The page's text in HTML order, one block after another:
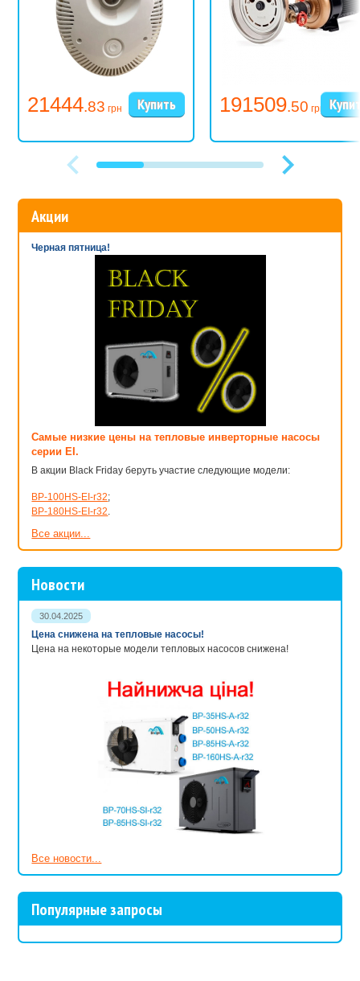
21444.83 грн 191509.50 грн
Акции
Черная пятница!
Самые низкие цены на тепловые инверторные насосы
серии EI.
В акции Black Friday беруть участие следующие модели:
BP-100HS-EI-r32;
BP-180HS-EI-r32.
Все акции...
Новости
30.04.2025
Цена снижена на тепловые насосы!
Цена на некоторые модели тепловых насосов снижена!
Все новости...
Популярные запросы